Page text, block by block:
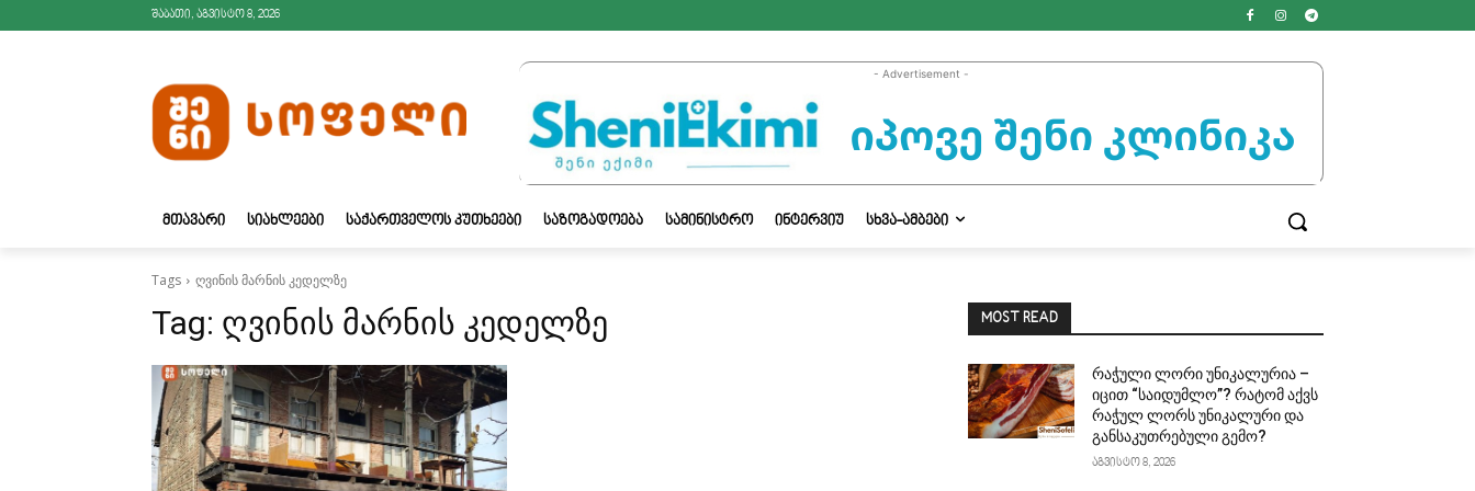
შაბათი, აგვისტო 8, 2026
- Advertisement -
ᲛᲗᲐᲕᲐᲠᲘ ᲡᲘᲐᲮᲚᲔᲔᲑᲘ ᲡᲐᲥᲐᲠᲗᲕᲔᲚᲝᲡ ᲙᲣᲗᲮᲔᲔᲑᲘ ᲡᲐᲖᲝᲒᲐᲓᲝᲔᲑᲐ ᲡᲐᲛᲘᲜᲘᲡᲢᲠᲝ ᲘᲜᲢᲔᲠᲕᲘᲣ ᲡᲮᲕᲐ-ᲐᲛᲑᲔᲑᲘ
Tags ღვინის მარნის კედელზე
Tag: ღვინის მარნის კედელზე MOST READ
რაჭული ლორი უნიკალურია –
იცით “საიდუმლო”? რატომ აქვს
რაჭულ ლორს უნიკალური და
განსაკუთრებული გემო?
აგვისტო 8, 2026